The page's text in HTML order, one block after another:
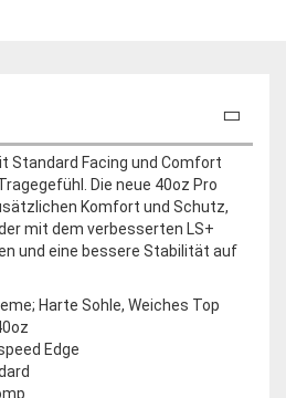
Standard Facing und Comfort
Die neue 40oz Pro
Komfort und Schutz,
mit dem verbesserten LS+
und eine bessere Stabilität auf
Harte Sohle, Weiches Top
Edge